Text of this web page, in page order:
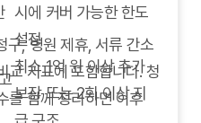
구, 병원 제휴, 서류 간소
교 지표에 포함합니다. 청
를 함께 정리하면 이후
시에 커버 가능한 한도
설정
최소 1억 원 이상 추가
보장 또는 2회 이상 지